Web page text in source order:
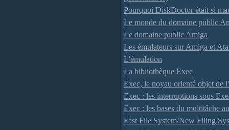
Pourquoi DiskDoctor était si
Le monde du domaine public
Le domaine public Amiga
Les émulateurs sur Amiga et
L'émulation
La bibliothèque Exec
Exec, le noyau orienté objet de
Exec : les interruptions sous
Exec : les bases du multitâche
Fast File System/New Filing